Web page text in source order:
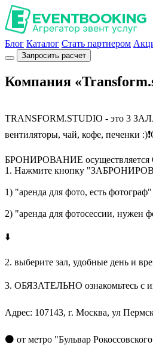
Блог Каталог Стать партнером
Запросить расчет
Компания
TRANSFORM.STUDIO - это 3
вентиляторы, чай, кофе, печенки
БРОНИРОВАНИЕ осуществляется
1. Нажмите кнопку
1) "аренда для фото, есть
2) "аренда для фотосессии, нужен
⬇️
2. выберите зал, удобные день и
3. ОБЯЗАТЕЛЬНО ознакомьтесь с
Адрес: 107143, г. Москва, ул
⚫ от метро "Бульвар